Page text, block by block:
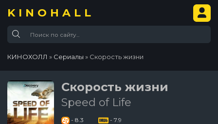
KINOHALL
КИНОХОЛЛ » Сериалы » Скорость жизни
Скорость жизни
Speed of Life
- 8.3 - 7.9